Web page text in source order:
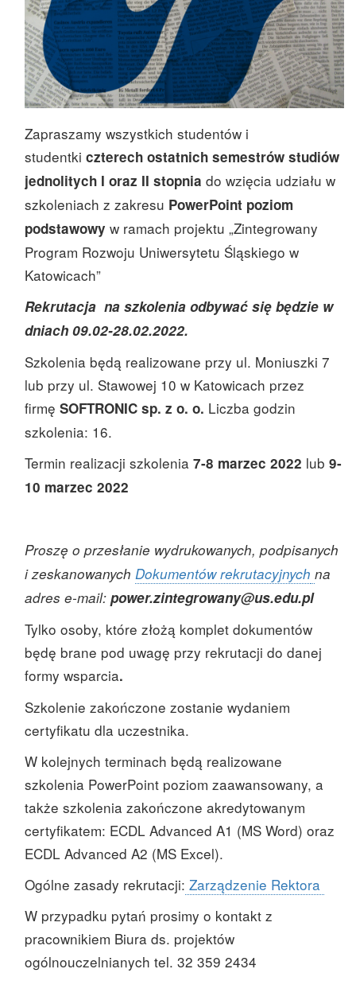
Zapraszamy wszystkich studentów i
studentki czterech ostatnich semestrów studiów
jednolitych I oraz II stopnia do wzięcia udziału w
szkoleniach z zakresu PowerPoint poziom
podstawowy w ramach projektu „Zintegrowany
Program Rozwoju Uniwersytetu Śląskiego w
Katowicach”
Rekrutacja na szkolenia odbywać się będzie w
dniach 09.02-28.02.2022.
Szkolenia będą realizowane przy ul. Moniuszki 7
lub przy ul. Stawowej 10 w Katowicach przez
firmę SOFTRONIC sp. z o. o. Liczba godzin
szkolenia: 16.
Termin realizacji szkolenia 7-8 marzec 2022 lub 9-
10 marzec 2022
Proszę o przesłanie wydrukowanych, podpisanych
i zeskanowanych Dokumentów rekrutacyjnych na
adres e-mail: power.zintegrowany@us.edu.pl
Tylko osoby, które złożą komplet dokumentów
będę brane pod uwagę przy rekrutacji do danej
formy wsparcia.
Szkolenie zakończone zostanie wydaniem
certyfikatu dla uczestnika.
W kolejnych terminach będą realizowane
szkolenia PowerPoint poziom zaawansowany, a
także szkolenia zakończone akredytowanym
certyfikatem: ECDL Advanced A1 (MS Word) oraz
ECDL Advanced A2 (MS Excel).
Ogólne zasady rekrutacji: Zarządzenie Rektora
W przypadku pytań prosimy o kontakt z
pracownikiem Biura ds. projektów
ogólnouczelnianych tel. 32 359 2434